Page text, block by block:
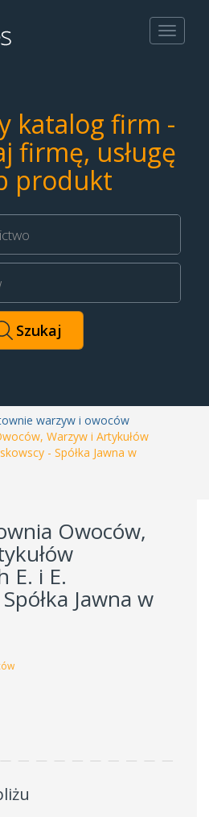
Toggle
katalog firm -
firmę, usługę
produkt
warzyw i owoców
Warzyw i Artykułów
- Spółka Jawna w
Owoców,
E. i E.
Jawna w